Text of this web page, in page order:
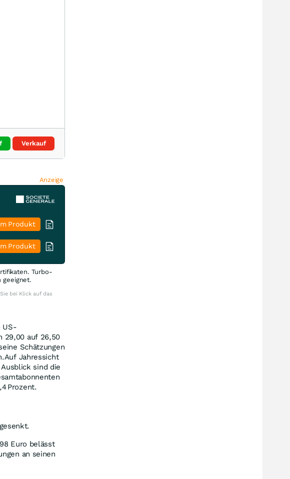
Verkauf
Anzeige
Produkt
Produkt
Turbo-
geeignet.
bei Klick auf das
US-
29,00 auf 26,50
Schätzungen
Jahressicht
sind die
Prozent.
Euro belässt
an seinen